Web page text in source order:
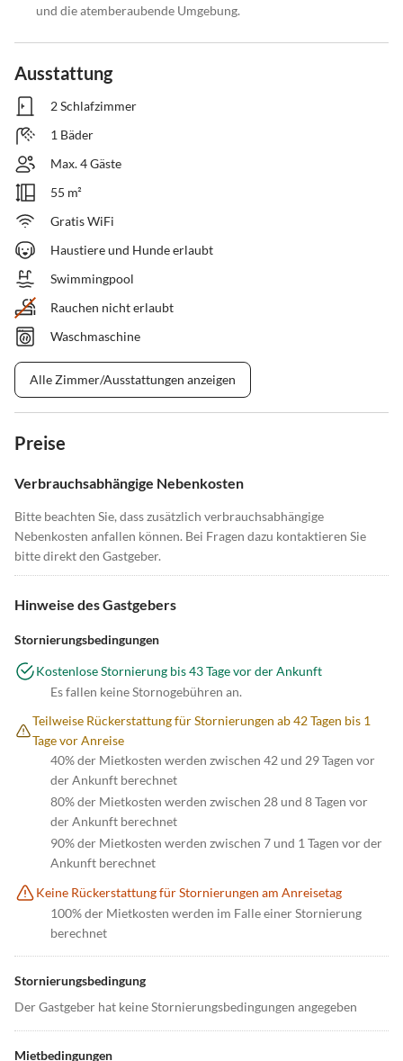
und die atemberaubende Umgebung.
Ausstattung
2 Schlafzimmer
1 Bäder
Max. 4 Gäste
55 m²
Gratis WiFi
Haustiere und Hunde erlaubt
Swimmingpool
Rauchen nicht erlaubt
Waschmaschine
Alle Zimmer/Ausstattungen anzeigen
Preise
Verbrauchsabhängige Nebenkosten
Bitte beachten Sie, dass zusätzlich verbrauchsabhängige
Nebenkosten anfallen können. Bei Fragen dazu kontaktieren Sie
bitte direkt den Gastgeber.
Hinweise des Gastgebers
Stornierungsbedingungen
Kostenlose Stornierung bis 43 Tage vor der Ankunft
Es fallen keine Stornogebühren an.
Teilweise Rückerstattung für Stornierungen ab 42 Tagen bis 1
Tage vor Anreise
40% der Mietkosten werden zwischen 42 und 29 Tagen vor
der Ankunft berechnet
80% der Mietkosten werden zwischen 28 und 8 Tagen vor
der Ankunft berechnet
90% der Mietkosten werden zwischen 7 und 1 Tagen vor der
Ankunft berechnet
Keine Rückerstattung für Stornierungen am Anreisetag
100% der Mietkosten werden im Falle einer Stornierung
berechnet
Stornierungsbedingung
Der Gastgeber hat keine Stornierungsbedingungen angegeben
Mietbedingungen